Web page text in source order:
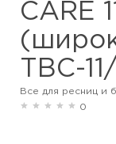
CARE
TBC-
Все для ресниц и
0